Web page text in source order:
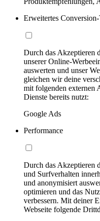
Erweitertes
Durch das Akzeptieren
unserer Online-
auswerten und unser
gleichen wir deine
mit folgenden externen
Dienste bereits nutzt:
Google Ads
Performance
Durch das Akzeptieren
und Surfverhalten
und anonymisiert
optimieren und das
verbessern. Mit deiner
Webseite folgende